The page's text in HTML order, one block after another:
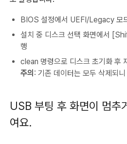
BIOS 설정에서 UEFI/Legacy 모
설치 중 디스크 선택 화면에서
행
clean 명령으로 디스크 초기화 후
주의 : 기존 데이터는 모두 삭제되
USB 부팅 후 화면이 멈추
여요.